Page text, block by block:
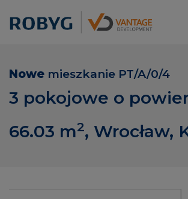
Nowe mieszkanie PT/A/0/4
3 pokojowe o
66.03 m2, Wrocław,